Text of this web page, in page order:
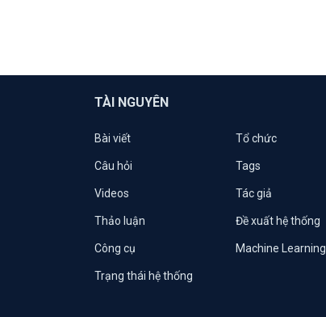
TÀI NGUYÊN
Bài viết Tổ chức
Câu hỏi Tags
Videos Tác giả
Thảo luận Đề xuất hệ thống
Công cụ Machine Learning
Trạng thái hệ thống